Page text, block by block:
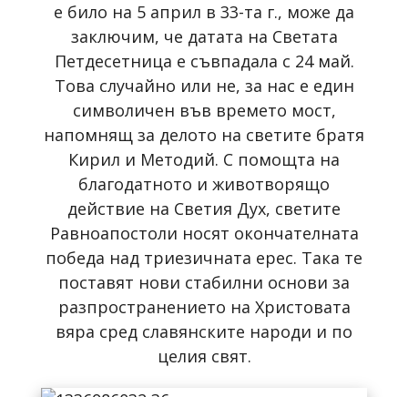
е било на 5 април в 33-та г., може да
заключим, че датата на Светата
Петдесетница е съвпадала с 24 май.
Това случайно или не, за нас е един
символичен във времето мост,
напомнящ за делото на светите братя
Кирил и Методий. С помощта на
благодатното и животворящо
действие на Светия Дух, светите
Равноапостоли носят окончателната
победа над триезичната ерес. Така те
поставят нови стабилни основи за
разпространението на Христовата
вяра сред славянските народи и по
целия свят.